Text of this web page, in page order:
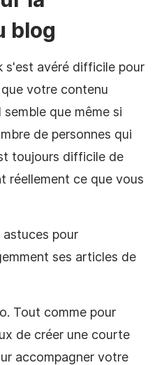
blog
s'est avéré difficile pour
votre contenu
que même si
de personnes qui
toujours difficile de
réellement ce que vous
astuces pour
ses articles de
Tout comme pour
de créer une courte
accompagner votre